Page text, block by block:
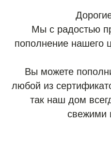
Мы с радостью
пополнение нашего
Вы можете
любой из
так наш дом
свежими